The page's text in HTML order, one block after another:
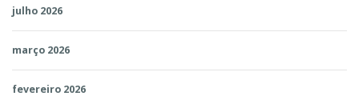
julho 2026
março 2026
fevereiro 2026